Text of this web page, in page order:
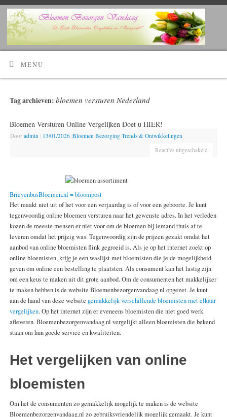
Voordelig bloemen bestellen en laten bezorgen? Kijk Hier!
MENU
Tag archieven: bloemen versturen Nederland
Bloemen Versturen Online Vergelijken Doet u HIER!
Door admin 13/01/2026 Bloemen Bezorging Trends & Ontwikkelingen
Reacties uitgeschakeld
BrievenbusBloemen.nl = bloompost
Het maakt niet uit of het voor een verjaardag is of voor een geboorte. Je kunt
tegenwoordig online bloemen versturen naar het gewenste adres. In het verleden
kozen de meeste mensen er niet voor om de bloemen bij iemand thuis af te
leveren omdat het prijzig was. Tegenwoordig zijn de prijzen gezakt omdat het
aanbod van online bloemisten flink gegroeid is. Als je op het internet zoekt op
online bloemisten, krijg je een waslijst met bloemisten die je de mogelijkheid
geven om online een bestelling te plaatsten. Als consument kan het lastig zijn
om een keus te maken uit dit grote aanbod. Om de consumenten het makkelijker
te maken hebben is de website Bloemenbezorgenvandaag.nl opgezet. Je kunt
aan de hand van deze website gemakkelijk verschillende bloemisten met elkaar
vergelijken. Op het internet zijn er eveneens bloemisten die niet goed werk
afleveren. Bloemenbezorgenvandaag.nl vergelijkt alleen bloemisten die bekend
staan om hun goede service en kwaliteiten.
Het vergelijken van online
bloemisten
Om het de consumenten zo gemakkelijk mogelijk te maken is de website
Bloemenbezorgenvandaag.nl zo gebruiksvriendelijk mogelijk gemaakt. Je kunt